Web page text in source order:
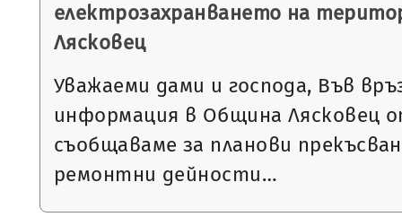
електрозахранването на
Лясковец
Уважаеми дами и господа, Във
информация в Община Лясковец
съобщаваме за планови
ремонтни дейности…